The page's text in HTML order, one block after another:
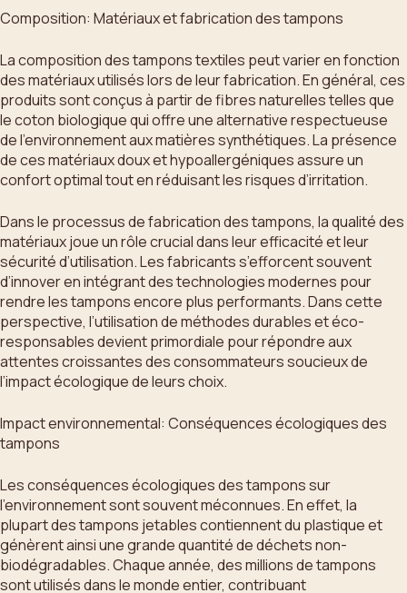
Composition: Matériaux et fabrication des tampons
La composition des tampons textiles peut varier en fonction
des matériaux utilisés lors de leur fabrication. En général, ces
produits sont conçus à partir de fibres naturelles telles que
le coton biologique qui offre une alternative respectueuse
de l’environnement aux matières synthétiques. La présence
de ces matériaux doux et hypoallergéniques assure un
confort optimal tout en réduisant les risques d’irritation.
Dans le processus de fabrication des tampons, la qualité des
matériaux joue un rôle crucial dans leur efficacité et leur
sécurité d’utilisation. Les fabricants s’efforcent souvent
d’innover en intégrant des technologies modernes pour
rendre les tampons encore plus performants. Dans cette
perspective, l’utilisation de méthodes durables et éco-
responsables devient primordiale pour répondre aux
attentes croissantes des consommateurs soucieux de
l’impact écologique de leurs choix.
Impact environnemental: Conséquences écologiques des
tampons
Les conséquences écologiques des tampons sur
l’environnement sont souvent méconnues. En effet, la
plupart des tampons jetables contiennent du plastique et
génèrent ainsi une grande quantité de déchets non-
biodégradables. Chaque année, des millions de tampons
sont utilisés dans le monde entier, contribuant